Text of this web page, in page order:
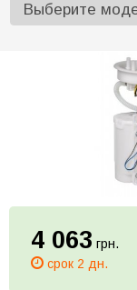
Выберите
4 063 грн.
срок 2 дн.